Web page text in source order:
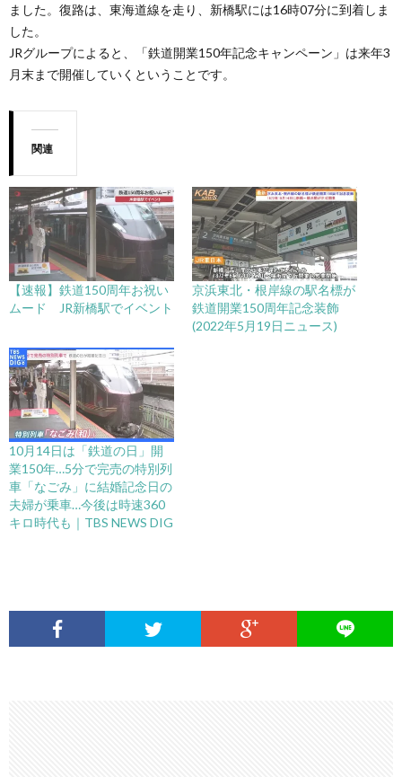
ました。復路は、東海道線を走り、新橋駅には16時07分に到着しま
した。
JRグループによると、「鉄道開業150年記念キャンペーン」は来年3
月末まで開催していくということです。
関連
【速報】鉄道150周年お祝い
ムード JR新橋駅でイベント
京浜東北・根岸線の駅名標が
鉄道開業150周年記念装飾
(2022年5月19日ニュース)
10月14日は「鉄道の日」開
業150年…5分で完売の特別列
車「なごみ」に結婚記念日の
夫婦が乗車…今後は時速360
キロ時代も｜TBS NEWS DIG